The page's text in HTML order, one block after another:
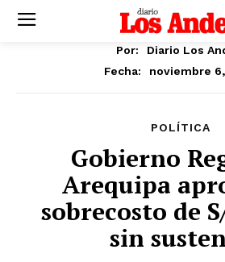
Por:
Diario Los
Fecha:
noviembre
POLÍTICA
Gobierno
Arequipa
sobrecosto de
sin